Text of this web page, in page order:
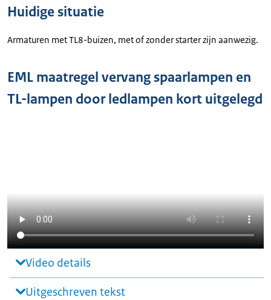
Huidige situatie
Armaturen met TL8-buizen, met of zonder starter zijn aanwezig.
EML maatregel vervang spaarlampen en
TL-lampen door ledlampen kort uitgelegd
Video details
Uitgeschreven tekst